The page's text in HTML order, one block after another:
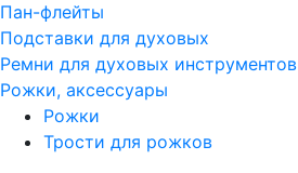
Пан-флейты
Подставки для духовых
Ремни для духовых инструментов
Рожки, аксессуары
Рожки
Трости для рожков